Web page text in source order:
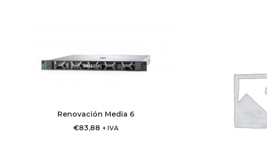
Renovación Media 6
€83,88 + IVA